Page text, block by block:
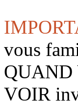
vous
QUAND
VOIR